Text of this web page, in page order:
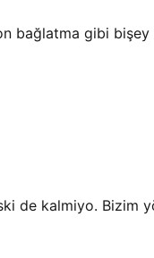
bağlatma gibi bişey
de kalmiyo. Bizim